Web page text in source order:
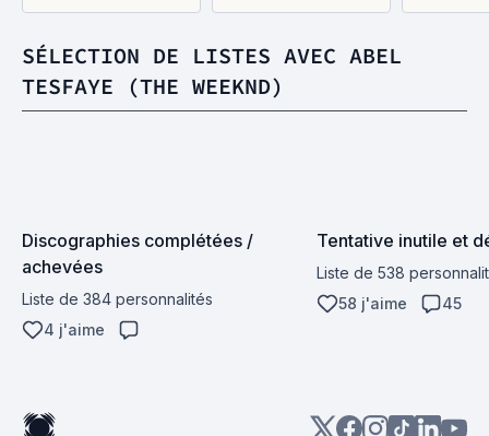
SÉLECTION DE LISTES AVEC ABEL
TESFAYE (THE WEEKND)
Discographies complétées /
achevées
Liste de 384 personnalités
4 j'aime
Tentative inutile et
Liste de 538
58 j'aime
45